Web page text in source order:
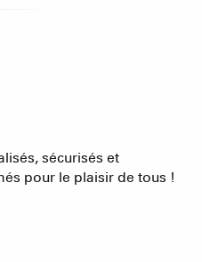
sécurisés et
pour le plaisir de tous !